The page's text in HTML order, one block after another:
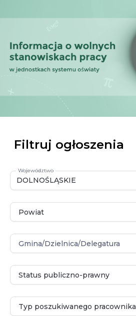
Filtruj ogłoszenia
Województwo
DOLNOŚLĄSKIE
Powiat
Powiat
Gmina/Dzielnica/Delegatura
Gmina/Dzielnica/Delegatura
Status publiczno-prawny
Status publiczno-prawny
Typ poszukiwanego pracownika
Typ poszukiwanego pracownika